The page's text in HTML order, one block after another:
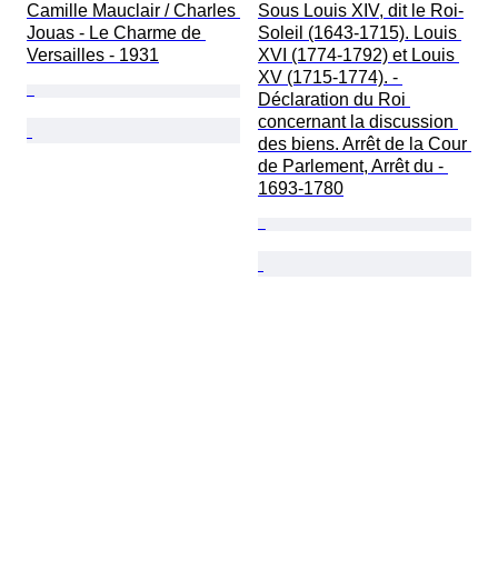
Camille Mauclair / Charles
Jouas - Le Charme de
Versailles - 1931
Sous Louis XIV, dit le Roi-
Soleil (1643-1715). Louis
XVI (1774-1792) et Louis
XV (1715-1774). -
Déclaration du Roi
concernant la discussion
des biens. Arrêt de la Cour
de Parlement, Arrêt du -
1693-1780